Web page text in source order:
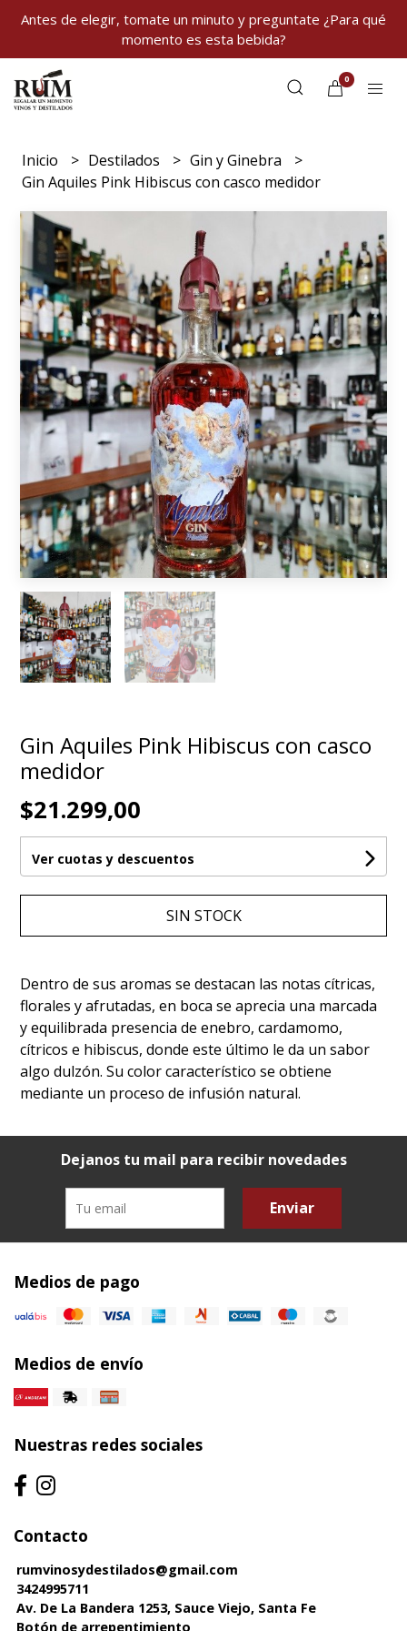
Antes de elegir, tomate un minuto y preguntate ¿Para qué
momento es esta bebida?
0
Inicio Destilados
Gin y Ginebra
Gin Aquiles Pink Hibiscus con casco medidor
Gin Aquiles Pink Hibiscus con casco
medidor
$21.299,00
Ver cuotas y descuentos
SIN STOCK
Dentro de sus aromas se destacan las notas cítricas,
florales y afrutadas, en boca se aprecia una marcada
y equilibrada presencia de enebro, cardamomo,
cítricos e hibiscus, donde este último le da un sabor
algo dulzón. Su color característico se obtiene
mediante un proceso de infusión natural.
Dejanos tu mail para recibir novedades
Enviar
Medios de pago
Medios de envío
Nuestras redes sociales
Contacto
rumvinosydestilados@gmail.com
3424995711
Av. De La Bandera 1253, Sauce Viejo, Santa Fe
Botón de arrepentimiento